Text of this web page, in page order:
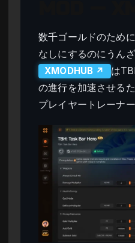
数千ゴールドのため
なしにするのにうん
XMODHUB ↗
は
の進行を加速させる
プレイヤートレーナ